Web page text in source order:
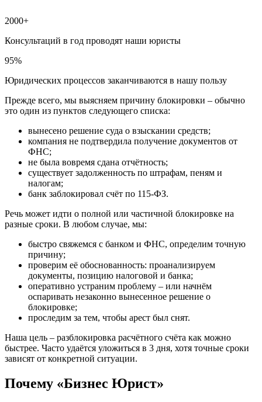
2000+
Консультаций в год проводят наши юристы
95%
Юридических процессов заканчиваются в нашу пользу
Прежде всего, мы выясняем причину блокировки – обычно
это один из пунктов следующего списка:
вынесено решение суда о взыскании средств;
компания не подтвердила получение документов от
ФНС;
не была вовремя сдана отчётность;
существует задолженность по штрафам, пеням и
налогам;
банк заблокировал счёт по 115-ФЗ.
Речь может идти о полной или частичной блокировке на
разные сроки. В любом случае, мы:
быстро свяжемся с банком и ФНС, определим точную
причину;
проверим её обоснованность: проанализируем
документы, позицию налоговой и банка;
оперативно устраним проблему – или начнём
оспаривать незаконно вынесенное решение о
блокировке;
проследим за тем, чтобы арест был снят.
Наша цель – разблокировка расчётного счёта как можно
быстрее. Часто удаётся уложиться в 3 дня, хотя точные сроки
зависят от конкретной ситуации.
Почему «Бизнес Юрист»